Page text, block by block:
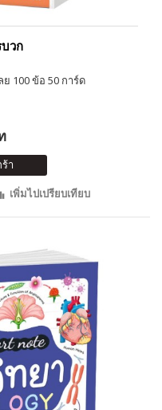
วก
100 ข้อ 50 การ์ด
า
เพิ่มไปเปรียบเทียบ